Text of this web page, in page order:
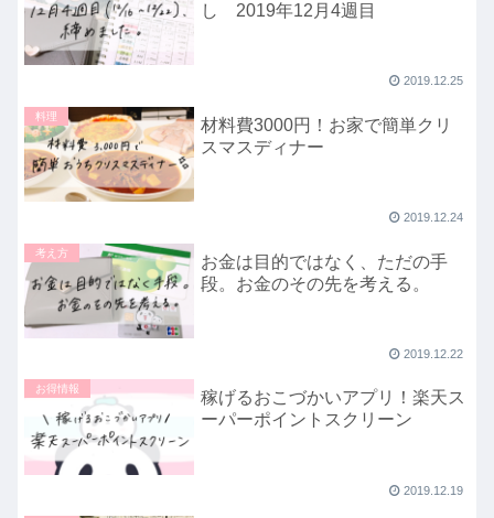
し 2019年12月4週目
2019.12.25
料理
材料費3000円！お家で簡単クリ
スマスディナー
2019.12.24
考え方
お金は目的ではなく、ただの手
段。お金のその先を考える。
2019.12.22
お得情報
稼げるおこづかいアプリ！楽天ス
ーパーポイントスクリーン
2019.12.19